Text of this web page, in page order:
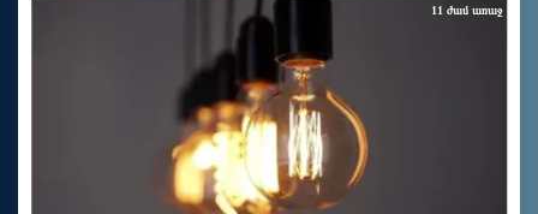
11 ժամ առաջ